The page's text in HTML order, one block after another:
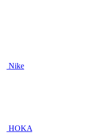
Nike
HOKA